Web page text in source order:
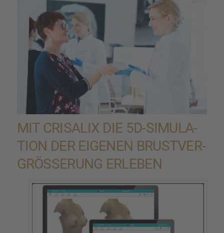
MIT CRISALIX DIE 5D-SIMULA­
TION DER EIGENEN BRUST­VER­
GRÖ­SSE­RUNG ERLEBEN